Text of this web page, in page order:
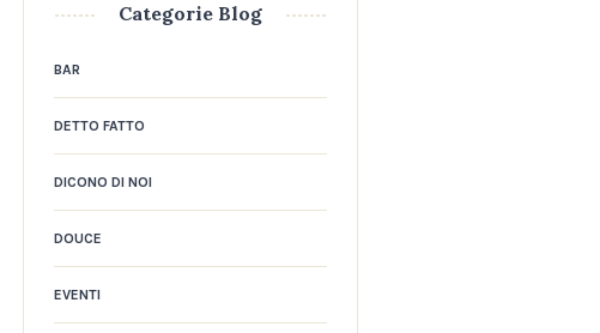
Categorie Blog
BAR
DETTO FATTO
DICONO DI NOI
DOUCE
EVENTI